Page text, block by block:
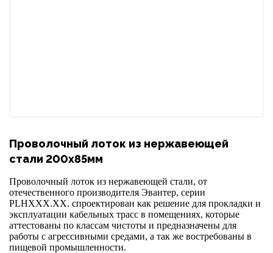
Проволочный лоток из нержавеющей
стали 200х85мм
Проволочный лоток из нержавеющей стали, от
отечественного производителя Эвантер, серии
PLHХХХ.ХХ. спроектирован как решение для прокладки и
эксплуатации кабельных трасс в помещениях, которые
аттестованы по классам чистоты и предназначены для
работы с агрессивными средами, а так же востребованы в
пищевой промышленности.